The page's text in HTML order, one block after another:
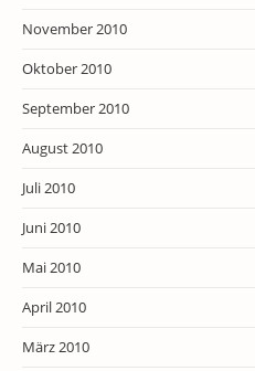
November 2010
Oktober 2010
September 2010
August 2010
Juli 2010
Juni 2010
Mai 2010
April 2010
März 2010